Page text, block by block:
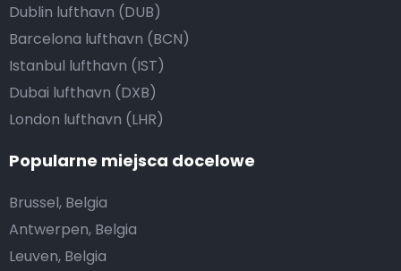
Dublin lufthavn (DUB)
Barcelona lufthavn (BCN)
Istanbul lufthavn (IST)
Dubai lufthavn (DXB)
London lufthavn (LHR)
Popularne miejsca docelowe
Brussel, Belgia
Antwerpen, Belgia
Leuven, Belgia